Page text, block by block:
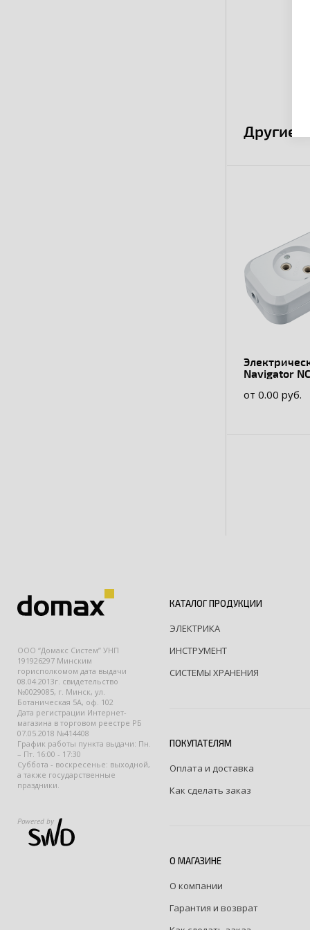
Другие
Navigator
от 0.00 руб.
ООО “Домакс Систем” УНП
191926297 Минским
горисполкомом дата выдачи
08.04.2013г. свидетельство
№0029085, г. Минск, ул.
Ботаническая 5А, оф. 102
Дата регистрации Интернет-
магазина в торговом реестре РБ
07.05.2018 №414408
График работы пункта выдачи: Пн.
– Пт. 16:00 - 17:30
Суббота - воскресенье: выходной,
а также государственные
праздники.
Powered by
КАТАЛОГ ПРОДУКЦИИ
ЭЛЕКТРИКА
ИНСТРУМЕНТ
СИСТЕМЫ ХРАНЕНИЯ
ПОКУПАТЕЛЯМ
Оплата и доставка
Как сделать заказ
О МАГАЗИНЕ
О компании
Гарантия и возврат